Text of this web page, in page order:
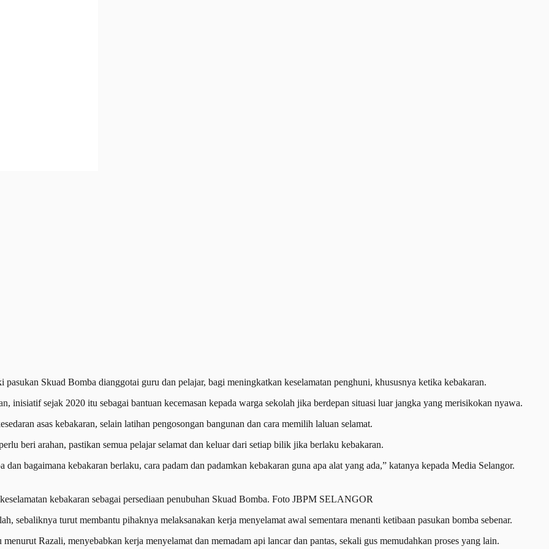
Skuad Bomba dianggotai guru dan pelajar, bagi meningkatkan keselamatan penghuni, khususnya ketika kebakaran.
, inisiatif sejak 2020 itu sebagai bantuan kecemasan kepada warga sekolah jika berdepan situasi luar jangka yang merisikokan nyawa.
asas kebakaran, selain latihan pengosongan bangunan dan cara memilih laluan selamat.
beri arahan, pastikan semua pelajar selamat dan keluar dari setiap bilik jika berlaku kebakaran.
bagaimana kebakaran berlaku, cara padam dan padamkan kebakaran guna apa alat yang ada,” katanya kepada Media Selangor.
kebakaran sebagai persediaan penubuhan Skuad Bomba. Foto JBPM SELANGOR
sebaliknya turut membantu pihaknya melaksanakan kerja menyelamat awal sementara menanti ketibaan pasukan bomba sebenar.
Razali, menyebabkan kerja menyelamat dan memadam api lancar dan pantas, sekali gus memudahkan proses yang lain.